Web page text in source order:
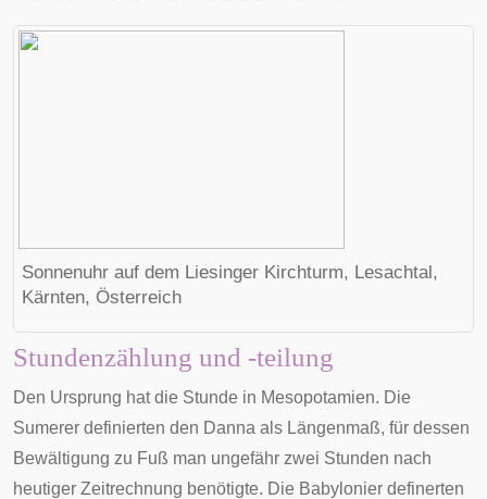
Sonnenuhr auf dem Liesinger Kirchturm, Lesachtal,
Kärnten, Österreich
Stundenzählung und -teilung
Den Ursprung hat die Stunde in Mesopotamien. Die
Sumerer definierten den Danna als Längenmaß, für dessen
Bewältigung zu Fuß man ungefähr zwei Stunden nach
heutiger Zeitrechnung benötigte. Die Babylonier definerten